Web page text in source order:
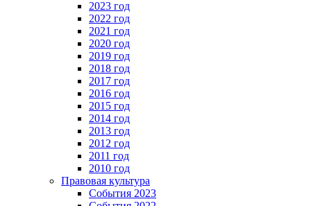
2023 год
2022 год
2021 год
2020 год
2019 год
2018 год
2017 год
2016 год
2015 год
2014 год
2013 год
2012 год
2011 год
2010 год
Правовая культура
События 2023